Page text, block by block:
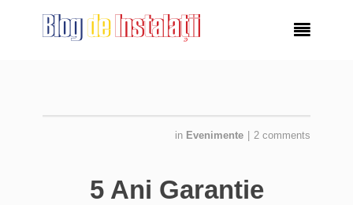

in Evenimente 2 comments
5 Ani Garantie